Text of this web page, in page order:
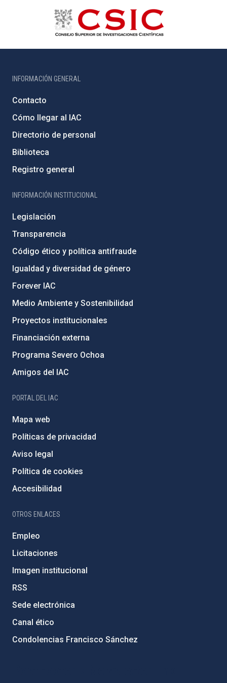
INFORMACIÓN GENERAL
Contacto
Cómo llegar al IAC
Directorio de personal
Biblioteca
Registro general
INFORMACIÓN INSTITUCIONAL
Legislación
Transparencia
Código ético y política antifraude
Igualdad y diversidad de género
Forever IAC
Medio Ambiente y Sostenibilidad
Proyectos institucionales
Financiación externa
Programa Severo Ochoa
Amigos del IAC
PORTAL DEL IAC
Mapa web
Políticas de privacidad
Aviso legal
Política de cookies
Accesibilidad
OTROS ENLACES
Empleo
Licitaciones
Imagen institucional
RSS
Sede electrónica
Canal ético
Condolencias Francisco Sánchez